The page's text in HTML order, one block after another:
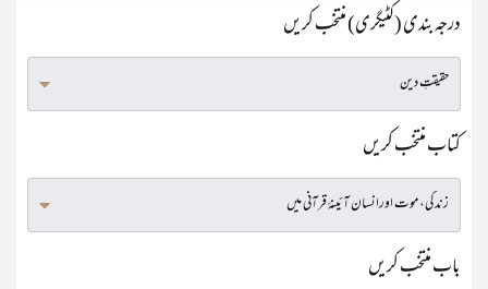
درجہ بندی (کٹیگری) منتخب کریں
کتاب منتخب کریں
باب منتخب کریں